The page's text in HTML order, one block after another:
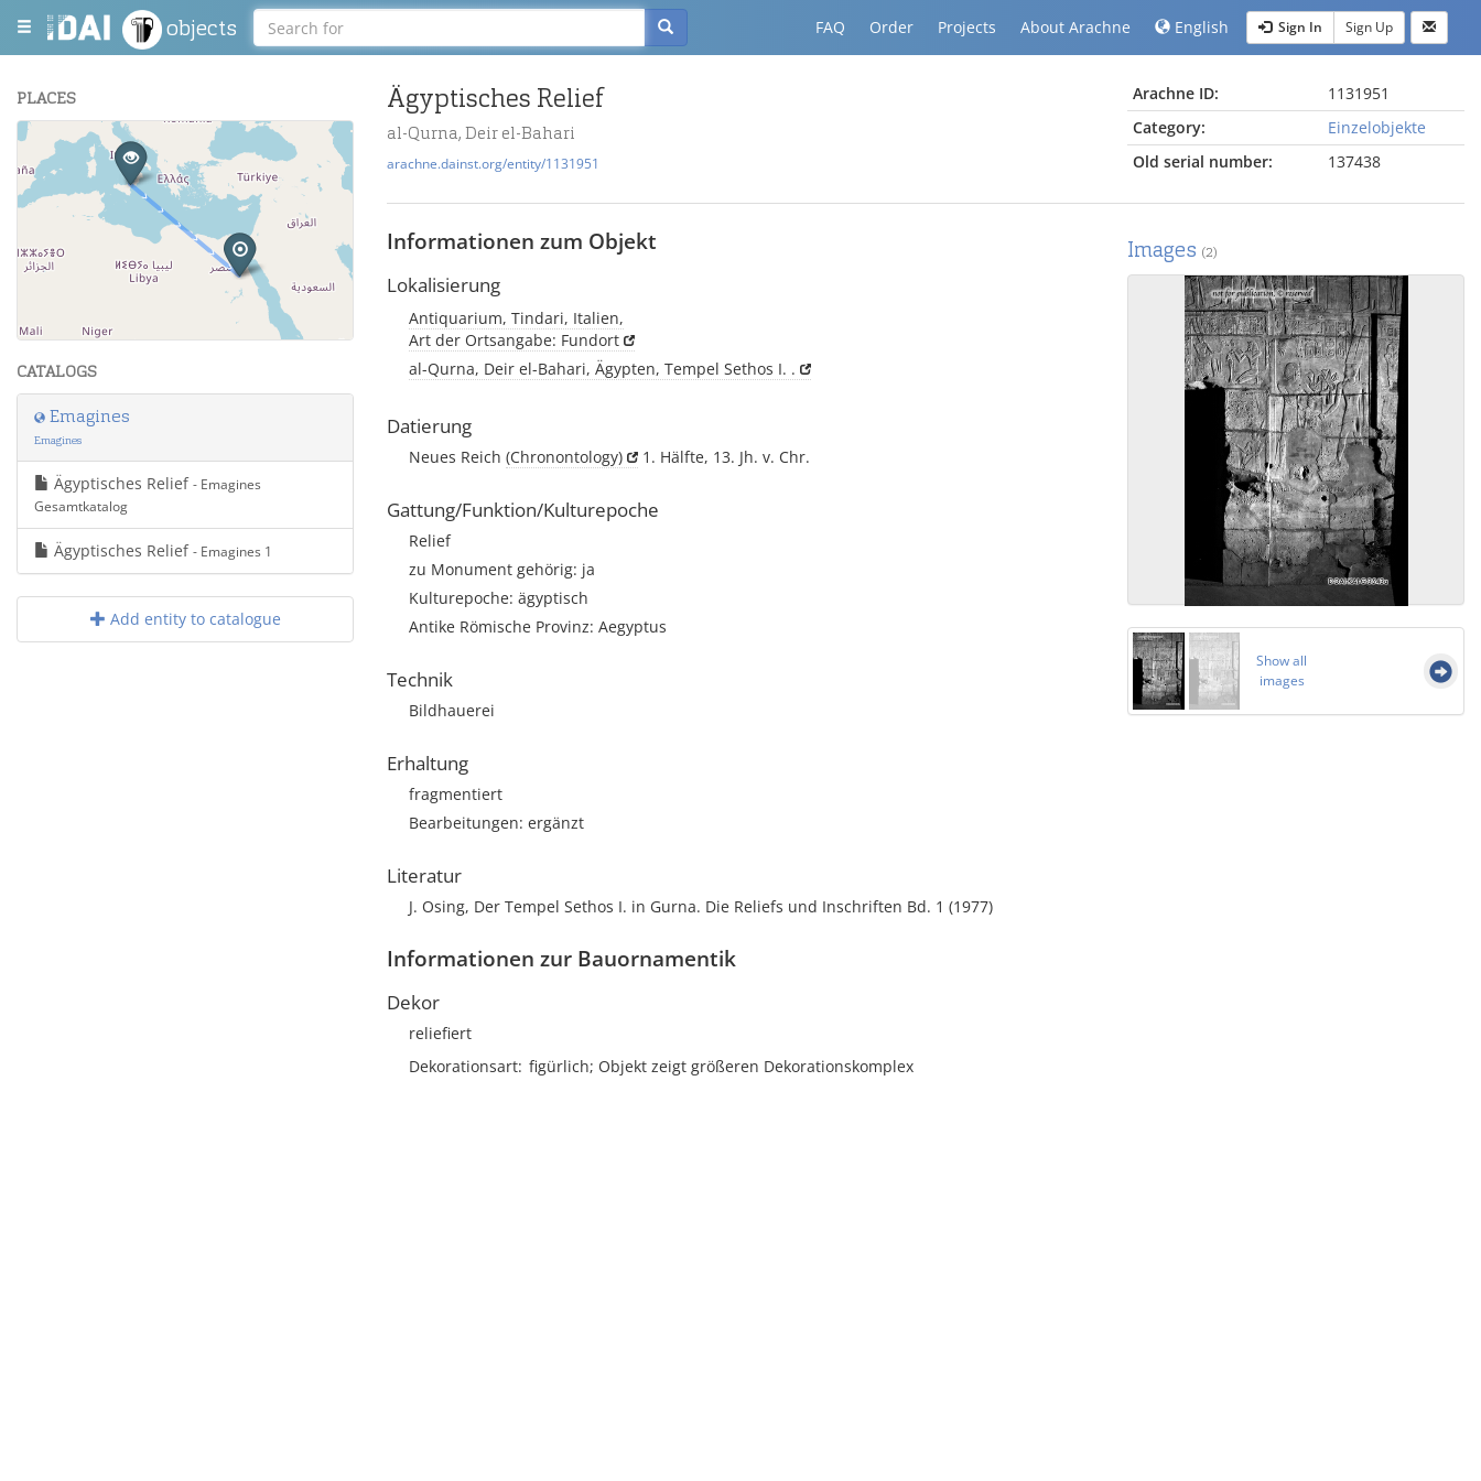
objects FAQ Order Projects About Arachne English Sign In Sign Up
PLACES
+
−
OpenStreetMap
CATALOGS
Emagines
Emagines
Ägyptisches Relief- Emagines
Gesamtkatalog
Ägyptisches Relief- Emagines 1
Add entity to catalogue
Ägyptisches Relief
al-Qurna, Deir el-Bahari
arachne.dainst.org/entity/1131951
Arachne ID:
1131951
Category:
Einzelobjekte
Old serial number:
137438
Informationen zum Objekt
Lokalisierung
Antiquarium, Tindari, Italien,
Art der Ortsangabe: Fundort
al-Qurna, Deir el-Bahari, Ägypten, Tempel Sethos I. .
Datierung
Neues Reich (Chronontology) 1. Hälfte, 13. Jh. v. Chr.
Gattung/Funktion/Kulturepoche
Relief
zu Monument gehörig: ja
Kulturepoche: ägyptisch
Antike Römische Provinz: Aegyptus
Technik
Bildhauerei
Erhaltung
fragmentiert
Bearbeitungen: ergänzt
Literatur
J. Osing, Der Tempel Sethos I. in Gurna. Die Reliefs und Inschriften Bd. 1 (1977)
Informationen zur Bauornamentik
Dekor
reliefiert
Dekorationsart figürlich; Objekt zeigt größeren Dekorationskomplex
Images (2)
Show all
images